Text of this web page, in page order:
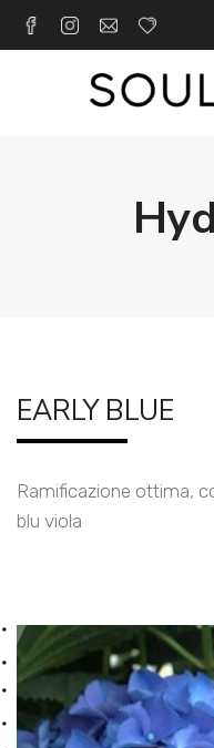
EARLY BLUE
Ramificazione ottima,
blu viola